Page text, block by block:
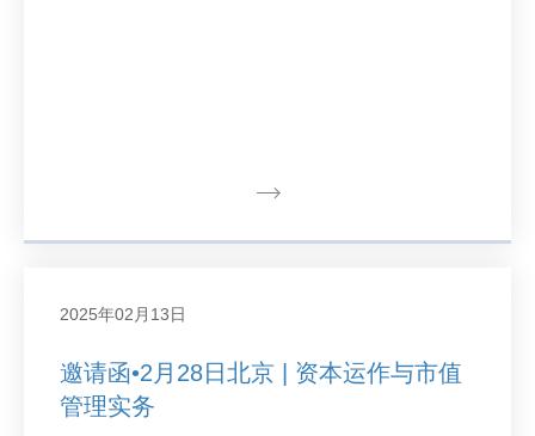
2025年02月13日
邀请函•2月28日北京 | 资本运作与市值
管理实务